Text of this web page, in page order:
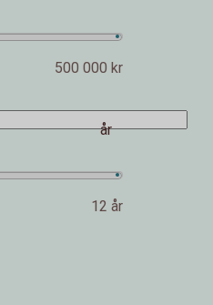
500 000 kr
12 år
år